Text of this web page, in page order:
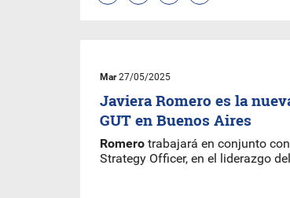
Mar27/05/2025
Javiera Romero es la
GUT en Buenos Aires
Romero trabajará en conjunto con
Strategy Officer, en el liderazgo